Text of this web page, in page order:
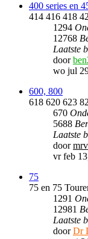
400 series en
414 416 418
1294
12768
Laatste
door
wo jul
600, 800
618 620 623
670
5688
Laatste
door
vr feb
75
75 en 75
1291
12981
Laatste
doorDr